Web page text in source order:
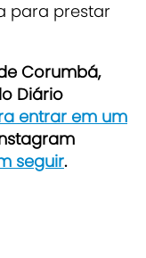
para prestar
Corumbá,
Diário
entrar em um
seguir.